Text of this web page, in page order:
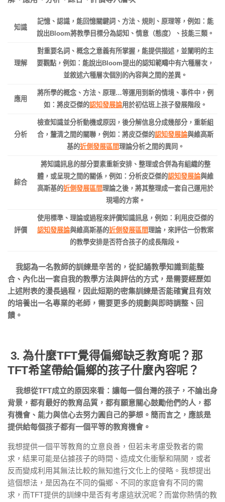
知識
記憶、認識，能回憶關鍵詞、方法、規則、原理等，例如：能
說出Bloom將教學目標分為認知、情意（態度）、技能三類。
理解
對重要名詞、概念之意義有所掌握，能提供描述，並闡明的主
要觀點，例如：能說出Bloom提出的認知範疇中有六種層次，
並敘述六種層次個別的內容與之間的差異。
應用
將所學的概念、方法、原理…等運用到新的情境、事件中，例
如：將皮亞傑的認知發展論用於初估班上孩子發展階段。
分析
檢查知識並分析動機或原因，後分解信息分成幾部分，重新組
合，釐清之間的關聯，例如：將皮亞傑的認知發展論與維高斯
基的近側發展區間理論分析之間的異同。
綜合
將知識訊息的部分要素重新安排、整理或合併為有組織的整
體，或呈現之間的關係，例如：分析皮亞傑的認知發展論與維
高斯基的近側發展區間理論之後，將其整理成一套自己運用於
現場的方案。
評價
使用標準、理論或過程來評價知識訊息，例如：利用皮亞傑的
認知發展論與維高斯基的近側發展區間理論，來評估一份教案
的教學安排是否符合孩子的成長階段。
我認為一名教師的訓練是辛苦的，從記誦教學知識到能整
合、內化出一套自我的教學方法與評估的方式，是需要經歷如
上述附表的漫長過程，因此短期的密集訓練是否能確實且有效
的培養出一名專業的老師，需要更多的規劃與即時調整、回
饋。
3. 為什麼TFT覺得偏鄉缺乏教育呢？那
TFT希望帶給偏鄉的孩子什麼內容呢？
我想從TFT成立的原因來看： 讓每一個台灣的孩子，不論出身
背景，都有最好的教育品質，都有願意關心鼓勵他們的人，都
有機會、能力與信心去努力圓自己的夢想。簡而言之，應該是
提供給每個孩子都有一個平等的教育機會。
我想提供一個平等教育的立意良善，但若未考慮受教者的需
求，結果可能是佔據孩子的時間、造成文化衝擊和隔閡，或者
反而變成利用其無法比較的無知進行文化上的侵略。我想提出
這個想法，是因為在不同的偏鄉、不同的家庭會有不同的需
求，而TFT提供的訓練中是否有考慮這狀況呢？而當你熱情的教